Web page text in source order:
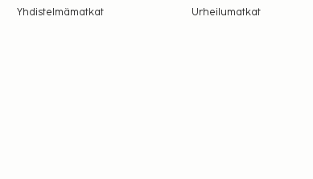
Yhdistelmämatkat Urheilumatkat